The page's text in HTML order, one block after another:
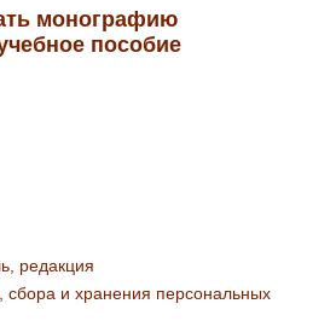
монографию
пособие
редакция
сбора и хранения персональных